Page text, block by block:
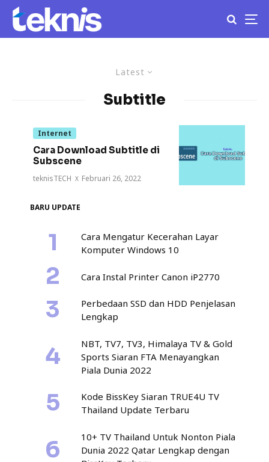
Latest
Subtitle
Internet
Cara Download Subtitle di
Subscene
teknisTECH · Februari 26, 2022
BARU UPDATE
Cara Mengatur Kecerahan Layar
Komputer Windows 10
Cara Instal Printer Canon iP2770
Perbedaan SSD dan HDD Penjelasan
Lengkap
NBT, TV7, TV3, Himalaya TV & Gold
Sports Siaran FTA Menayangkan
Piala Dunia 2022
Kode BissKey Siaran TRUE4U TV
Thailand Update Terbaru
10+ TV Thailand Untuk Nonton Piala
Dunia 2022 Qatar Lengkap dengan